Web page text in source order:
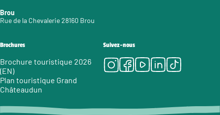
Brou
Rue de la Chevalerie 28160 Brou
Brochures
Brochure touristique 2026
(EN)
Plan touristique Grand
Châteaudun
Suivez-nous
Instagram
Facebook
Youtube
LinkedIn
Tiktok